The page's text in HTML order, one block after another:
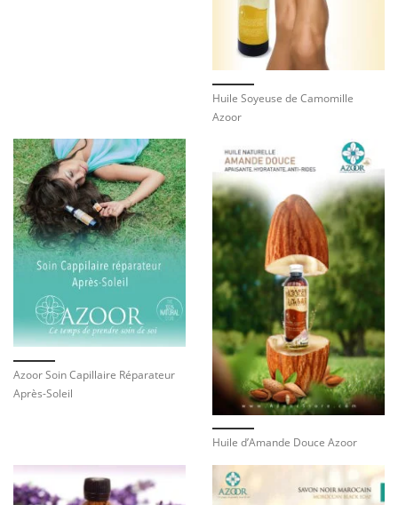
Huile Soyeuse de Camomille
Azoor
Azoor Soin Capillaire Réparateur
Après-Soleil
Huile d’Amande Douce Azoor